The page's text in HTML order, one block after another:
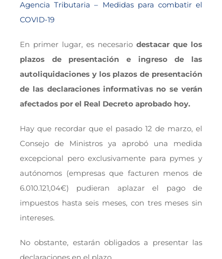
Agencia Tributaria – Medidas para combatir el
COVID-19
En primer lugar, es necesario destacar que los
plazos de presentación e ingreso de las
autoliquidaciones y los plazos de presentación
de las declaraciones informativas no se verán
afectados por el Real Decreto aprobado hoy.
Hay que recordar que el pasado 12 de marzo, el
Consejo de Ministros ya aprobó una medida
excepcional pero exclusivamente para pymes y
autónomos (empresas que facturen menos de
6.010.121,04€) pudieran aplazar el pago de
impuestos hasta seis meses, con tres meses sin
intereses.
No obstante, estarán obligados a presentar las